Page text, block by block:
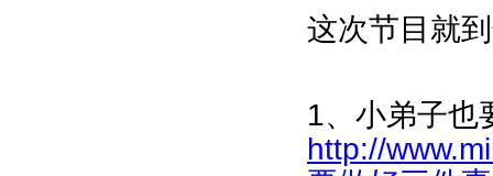
这次节目就
1、小弟子也
http://